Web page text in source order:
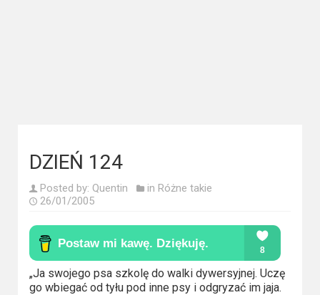
dokumentalne
Horrory
azjatyckie
Kino
europejskie
DZIEŃ 124
Posted by: Quentin in Różne takie
26/01/2005
„Ja swojego psa szkolę do walki dywersyjnej. Uczę
go wbiegać od tyłu pod inne psy i odgryzać im jaja.